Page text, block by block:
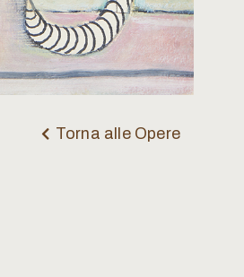
Torna alle Opere